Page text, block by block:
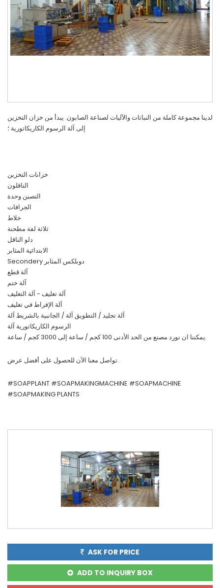
لدينا مجموعة كاملة من النباتات والآليات لصناعة الصابون. يبدأ من خزان التخزين
إلى آلة الرسوم الكاريكاتورية ؛
خزانات التخزين
الناقلون
التصبن وحدة
الجرافات
خلاط
ثلاثة لفة مطحنة
دلو الناقل
الابتدائية المثابر
Secondery دوبلكس المثابر
آلة قطع
آلة تغليف - آلة التغليف
آلة الإفراط في تغليف
آلة تجليد / التطويق آلة / الجانبية بالشريط آلة
الرسوم الكاريكاتورية آلة
يمكننا ان نورد مصنع من الحد الأدنى 100 كجم / ساعة إلى 3000 كجم / ساعة.
تواصل معنا الآن للحصول على أفضل عرض.
#SOAPPLANT #SOAPMAKINGMACHINE #SOAPMACHINE
#SOAPMAKING PLANTS
ASK FOR PRICE
ADD TO INQUIRY BOX